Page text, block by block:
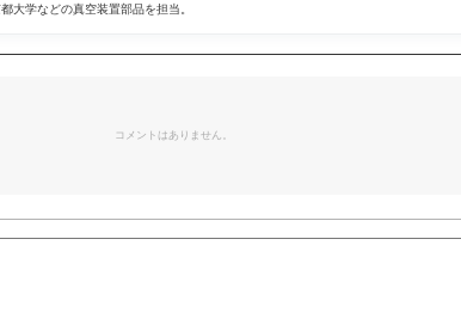
大学などの真空装置部品を担当。
コメントはありません。